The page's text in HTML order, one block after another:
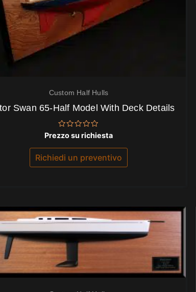
Custom Half Hulls
Swan 65-Half Model With Deck Details
Valutato
su
5
Prezzo su richiesta
Richiedi un preventivo